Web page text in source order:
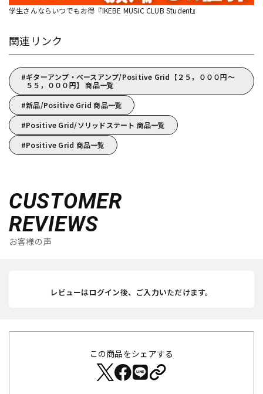
学生さんならいつでもお得『IKEBE MUSIC CLUB Student』
関連リンク
ギターアンプ・ベースアンプ/Positive Grid【２５，０００円～
５５，０００円】 商品一覧
新品/Positive Grid 商品一覧
Positive Grid/ソリッドステート 商品一覧
Positive Grid 商品一覧
CUSTOMER
REVIEWS
お客様の声
レビューはログイン後、ご入力いただけます。
この商品をシェアする